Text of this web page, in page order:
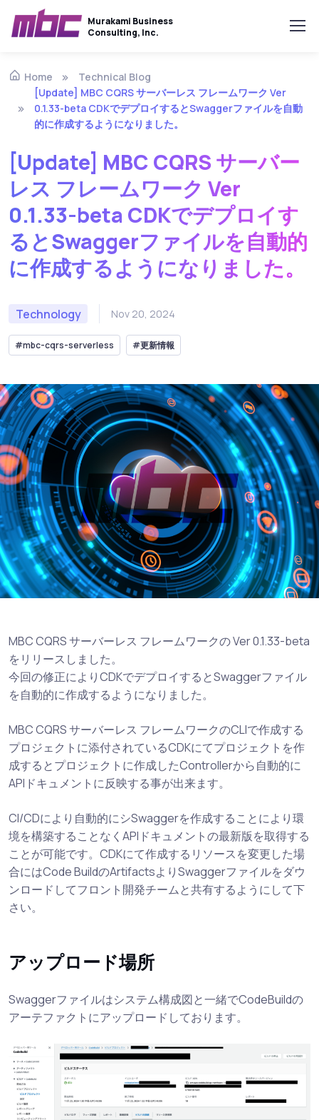
Murakami Business
Consulting, Inc.
Home
Technical Blog
[Update] MBC CQRS サーバーレス フレームワーク Ver
0.1.33-beta CDKでデプロイするとSwaggerファイルを自動
的に作成するようになりました。
[Update] MBC CQRS サーバー
レス フレームワーク Ver
0.1.33-beta CDKでデプロイす
るとSwaggerファイルを自動的
に作成するようになりました。
Technology Nov 20, 2024
#mbc-cqrs-serverless #更新情報
MBC CQRS サーバーレス フレームワークの Ver 0.1.33-beta
をリリースしました。
今回の修正によりCDKでデプロイするとSwaggerファイル
を自動的に作成するようになりました。
MBC CQRS サーバーレス フレームワークのCLIで作成する
プロジェクトに添付されているCDKにてプロジェクトを作
成するとプロジェクトに作成したControllerから自動的に
APIドキュメントに反映する事が出来ます。
CI/CDにより自動的にシSwaggerを作成することにより環
境を構築することなくAPIドキュメントの最新版を取得する
ことが可能です。CDKにて作成するリソースを変更した場
合にはCode BuildのArtifactsよりSwaggerファイルをダウ
ンロードしてフロント開発チームと共有するようにして下
さい。
アップロード場所
Swaggerファイルはシステム構成図と一緒でCodeBuildの
アーテファクトにアップロードしております。